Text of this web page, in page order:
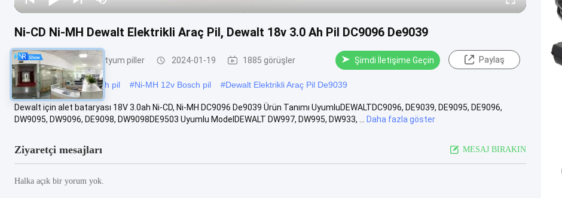
Ni-CD Ni-MH Dewalt Elektrikli Araç Pil, Dewalt 18v 3.0 Ah Pil DC9096 De9039
Elektrikli aletler için lityum piller 2024-01-19 1885 görüşler Şimdi İletişime Geçin Paylaş
#Şarj edilebilir 12v Bosch pil #Ni-MH 12v Bosch pil #Dewalt Elektrikli Araç Pil De9039
Dewalt için alet bataryası 18V 3.0ah Ni-CD, Ni-MH DC9096 De9039 Ürün Tanımı UyumluDEWALTDC9096, DE9039, DE9095, DE9096,
DW9095, DW9096, DE9098, DW9098DE9503 Uyumlu ModelDEWALT DW997, DW995, DW933, ...
Daha fazla göster
Ziyaretçi mesajları MESAJ BIRAKIN
Halka açık bir yorum yok.